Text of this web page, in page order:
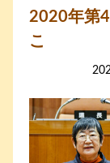
2020年第
こ